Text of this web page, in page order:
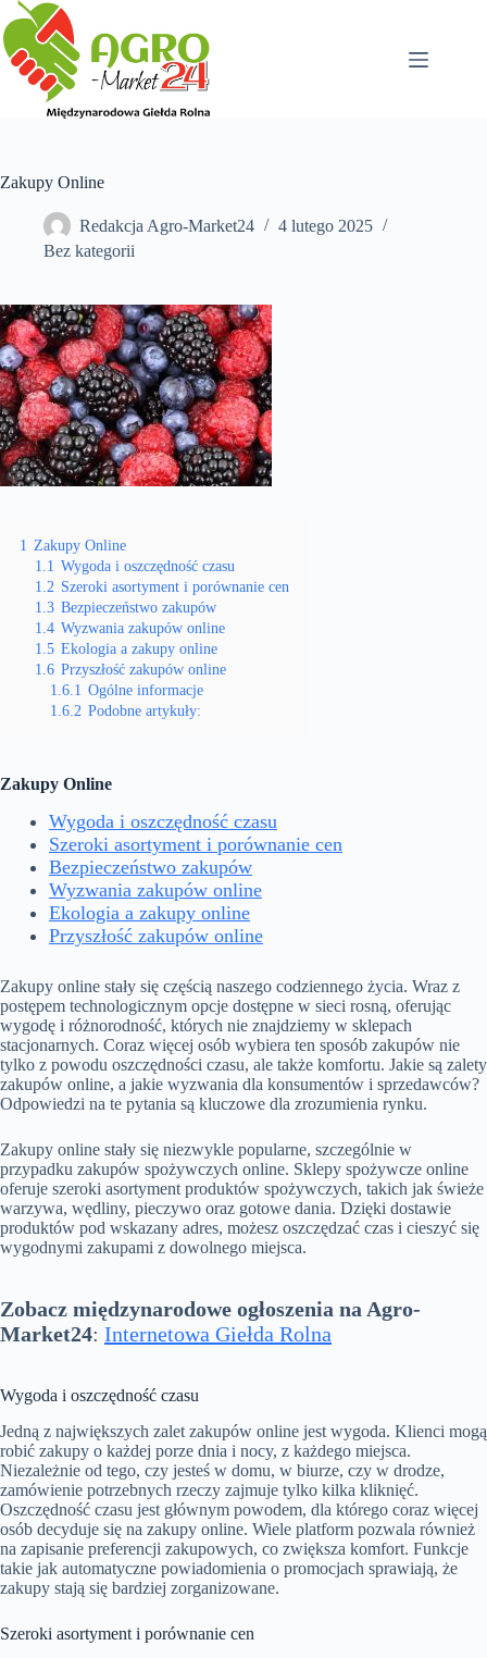
Przejdź
do
treści
Zakupy Online
Redakcja Agro-Market24
4 lutego 2025
Bez kategorii
1 Zakupy Online
1.1 Wygoda i oszczędność czasu
1.2 Szeroki asortyment i porównanie cen
1.3 Bezpieczeństwo zakupów
1.4 Wyzwania zakupów online
1.5 Ekologia a zakupy online
1.6 Przyszłość zakupów online
1.6.1 Ogólne informacje
1.6.2 Podobne artykuły:
Zakupy Online
Wygoda i oszczędność czasu
Szeroki asortyment i porównanie cen
Bezpieczeństwo zakupów
Wyzwania zakupów online
Ekologia a zakupy online
Przyszłość zakupów online
Zakupy online stały się częścią naszego codziennego życia. Wraz z
postępem technologicznym opcje dostępne w sieci rosną, oferując
wygodę i różnorodność, których nie znajdziemy w sklepach
stacjonarnych. Coraz więcej osób wybiera ten sposób zakupów nie
tylko z powodu oszczędności czasu, ale także komfortu. Jakie są zalety
zakupów online, a jakie wyzwania dla konsumentów i sprzedawców?
Odpowiedzi na te pytania są kluczowe dla zrozumienia rynku.
Zakupy online stały się niezwykle popularne, szczególnie w
przypadku zakupów spożywczych online. Sklepy spożywcze online
oferuje szeroki asortyment produktów spożywczych, takich jak świeże
warzywa, wędliny, pieczywo oraz gotowe dania. Dzięki dostawie
produktów pod wskazany adres, możesz oszczędzać czas i cieszyć się
wygodnymi zakupami z dowolnego miejsca.
Zobacz międzynarodowe ogłoszenia na Agro-
Market24: Internetowa Giełda Rolna
Wygoda i oszczędność czasu
Jedną z największych zalet zakupów online jest wygoda. Klienci mogą
robić zakupy o każdej porze dnia i nocy, z każdego miejsca.
Niezależnie od tego, czy jesteś w domu, w biurze, czy w drodze,
zamówienie potrzebnych rzeczy zajmuje tylko kilka kliknięć.
Oszczędność czasu jest głównym powodem, dla którego coraz więcej
osób decyduje się na zakupy online. Wiele platform pozwala również
na zapisanie preferencji zakupowych, co zwiększa komfort. Funkcje
takie jak automatyczne powiadomienia o promocjach sprawiają, że
zakupy stają się bardziej zorganizowane.
Szeroki asortyment i porównanie cen